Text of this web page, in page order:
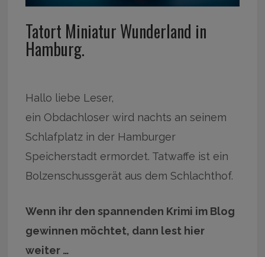
Tatort Miniatur Wunderland in
Hamburg.
Hallo liebe Leser,
ein Obdachloser wird nachts an seinem
Schlafplatz in der Hamburger
Speicherstadt ermordet. Tatwaffe ist ein
Bolzenschussgerät aus dem Schlachthof.
Wenn ihr den spannenden Krimi im Blog
gewinnen möchtet, dann lest hier
weiter …